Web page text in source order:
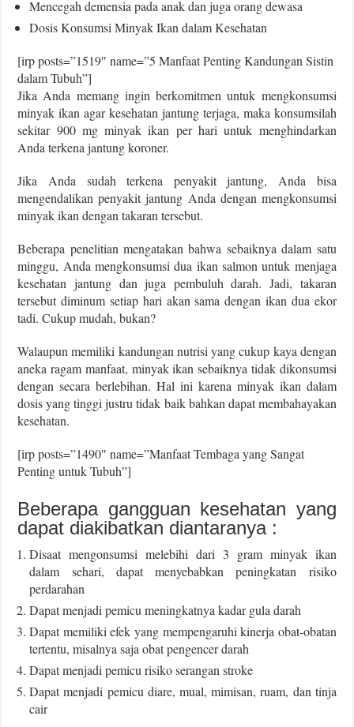
Mencegah demensia pada anak dan juga orang dewasa
Dosis Konsumsi Minyak Ikan dalam Kesehatan
[irp posts=”1519″ name=”5 Manfaat Penting Kandungan Sistin
dalam Tubuh”]
Jika Anda memang ingin berkomitmen untuk mengkonsumsi
minyak ikan agar kesehatan jantung terjaga, maka konsumsilah
sekitar 900 mg minyak ikan per hari untuk menghindarkan
Anda terkena jantung koroner.
Jika Anda sudah terkena penyakit jantung, Anda bisa
mengendalikan penyakit jantung Anda dengan mengkonsumsi
minyak ikan dengan takaran tersebut.
Beberapa penelitian mengatakan bahwa sebaiknya dalam satu
minggu, Anda mengkonsumsi dua ikan salmon untuk menjaga
kesehatan jantung dan juga pembuluh darah. Jadi, takaran
tersebut diminum setiap hari akan sama dengan ikan dua ekor
tadi. Cukup mudah, bukan?
Walaupun memiliki kandungan nutrisi yang cukup kaya dengan
aneka ragam manfaat, minyak ikan sebaiknya tidak dikonsumsi
dengan secara berlebihan. Hal ini karena minyak ikan dalam
dosis yang tinggi justru tidak baik bahkan dapat membahayakan
kesehatan.
[irp posts=”1490″ name=”Manfaat Tembaga yang Sangat
Penting untuk Tubuh”]
Beberapa gangguan kesehatan yang
dapat diakibatkan diantaranya :
Disaat mengonsumsi melebihi dari 3 gram minyak ikan
dalam sehari, dapat menyebabkan peningkatan risiko
perdarahan
Dapat menjadi pemicu meningkatnya kadar gula darah
Dapat memiliki efek yang mempengaruhi kinerja obat-obatan
tertentu, misalnya saja obat pengencer darah
Dapat menjadi pemicu risiko serangan stroke
Dapat menjadi pemicu diare, mual, mimisan, ruam, dan tinja
cair